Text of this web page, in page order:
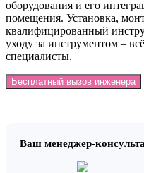
оборудования и его
помещения. Установка,
квалифицированный
уходу за инструментом –
специалисты.
Бесплатный вызов инженера
Ваш менеджер-